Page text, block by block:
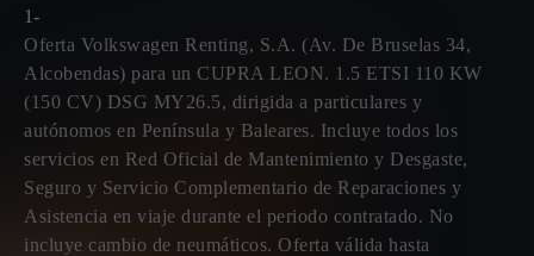
1-
Oferta Volkswagen Renting, S.A. (Av. De Bruselas 34,
Alcobendas) para un CUPRA LEON. 1.5 ETSI 110 KW
(150 CV) DSG MY26.5, dirigida a particulares y
autónomos en Península y Baleares. Incluye todos los
servicios en Red Oficial de Mantenimiento y Desgaste,
Seguro y Servicio Complementario de Reparaciones y
Asistencia en viaje durante el periodo contratado. No
incluye cambio de neumáticos. Oferta válida hasta